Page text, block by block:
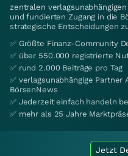
zentralen
und fundierten Zugang in die
strategische Entscheidungen
✅ Größte Finanz-Community
✅ über 550.000 registrierte
✅ rund 2.000 Beiträge pro Tag
✅ verlagsunabhängige Partner
BörsenNews
✅ Jederzeit einfach handeln
✅ mehr als 25 Jahre
Jetzt